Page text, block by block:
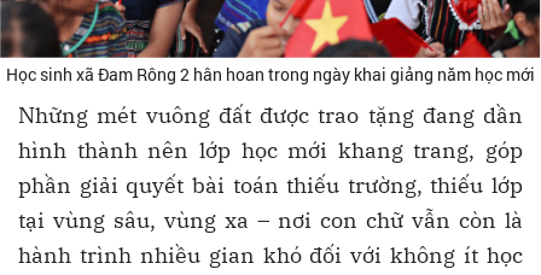
Học sinh xã Đam Rông 2 hân hoan trong ngày khai giảng năm học mới
Những mét vuông đất được trao tặng đang dần
hình thành nên lớp học mới khang trang, góp
phần giải quyết bài toán thiếu trường, thiếu lớp
tại vùng sâu, vùng xa – nơi con chữ vẫn còn là
hành trình nhiều gian khó đối với không ít học